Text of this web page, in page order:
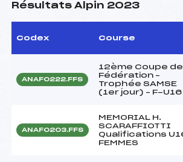
Résultats Alpin 2023
Codex Course
ANAF0222.FFS
12ème Coupe de
Fédération –
Trophée SAMSE
(1er jour) – F-U16
ANAF0203.FFS
MEMORIAL H.
SCARAFFIOTTI
Qualifications
FEMMES